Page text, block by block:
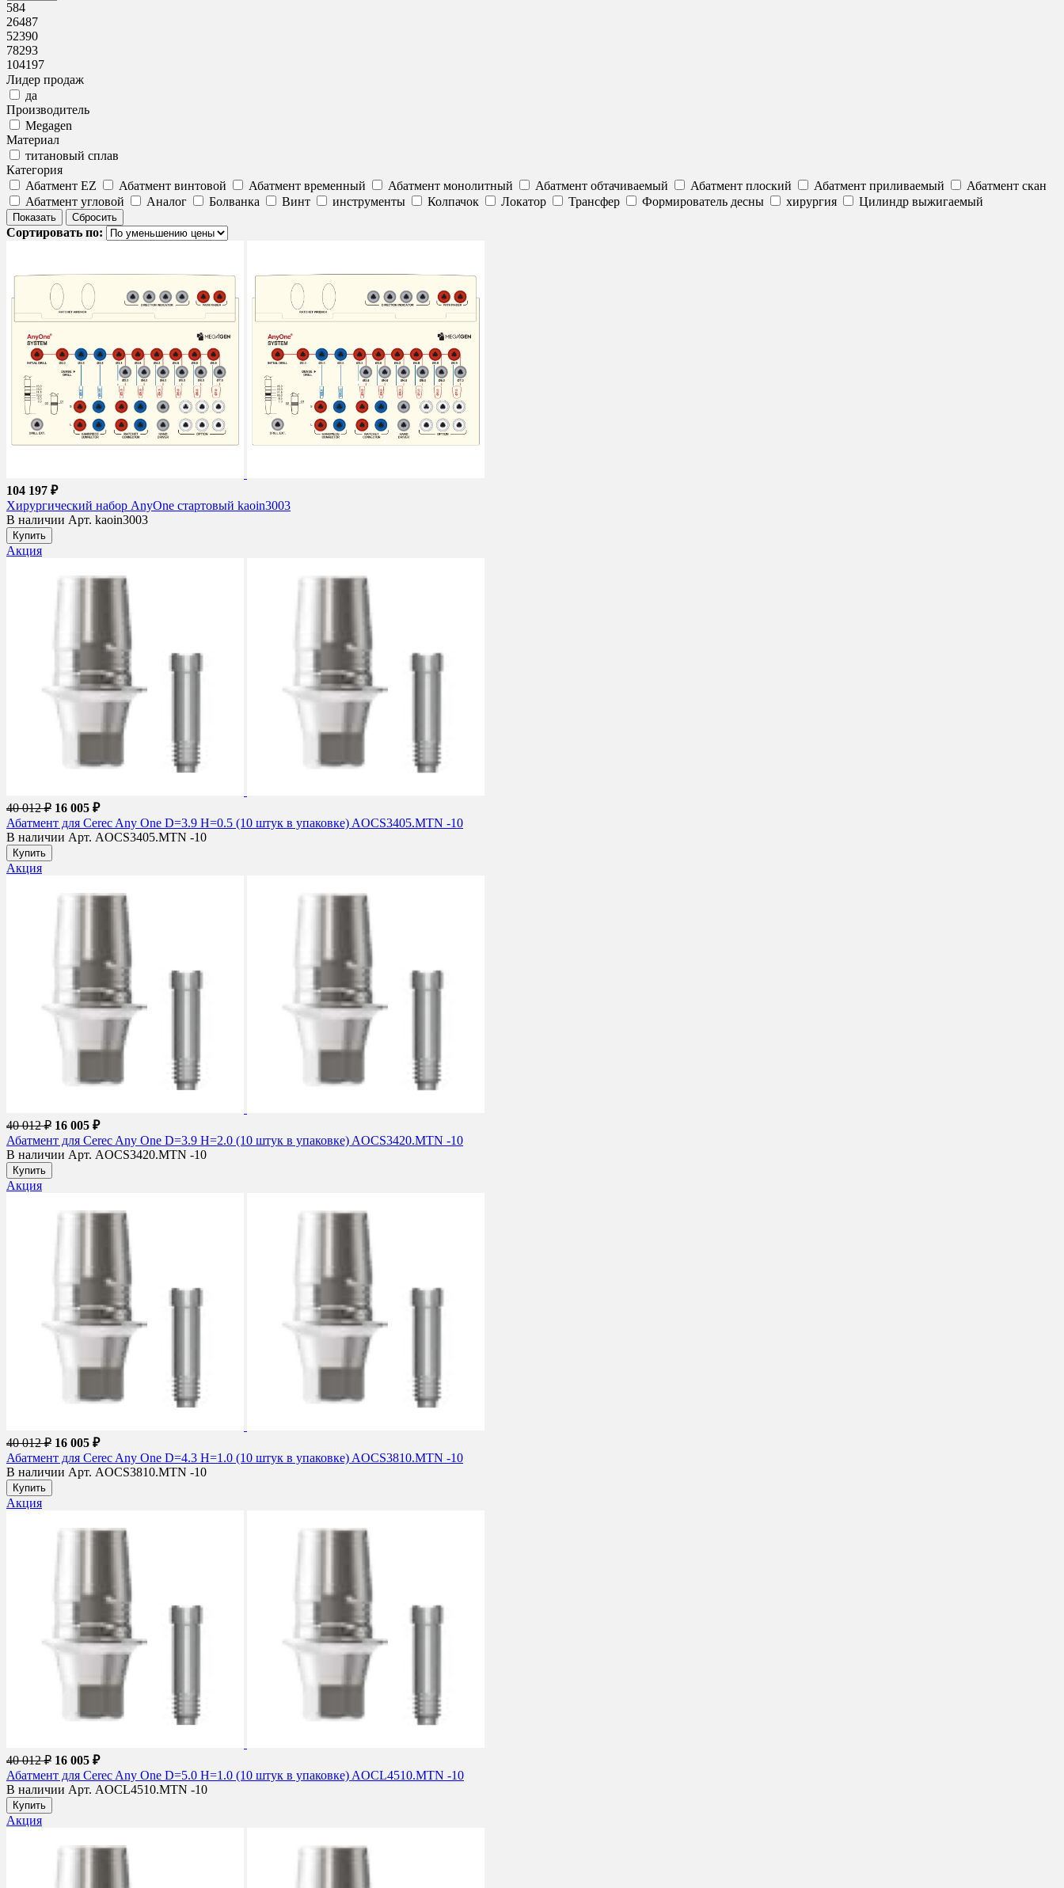
584
26487
52390
78293
104197
Лидер продаж
да
Производитель
Megagen
Материал
титановый сплав
Категория
Абатмент EZ
Абатмент винтовой Абатмент временный Абатмент монолитный Абатмент обтачиваемый Абатмент плоский Абатмент приливаемый
Абатмент скан
Абатмент угловой
Аналог Болванка Винт инструменты Колпачок Локатор Трансфер Формирователь десны хирургия Цилиндр выжигаемый
Сортировать по:
104 197 ₽
Хирургический набор AnyOne стартовый kaoin3003
В наличии Арт. kaoin3003
Купить
Акция
40 012 ₽ 16 005 ₽
Абатмент для Cerec Any One D=3.9 H=0.5 (10 штук в упаковке) AOCS3405.MTN -10
В наличии Арт. AOCS3405.MTN -10
Купить
Акция
40 012 ₽ 16 005 ₽
Абатмент для Cerec Any One D=3.9 H=2.0 (10 штук в упаковке) AOCS3420.MTN -10
В наличии Арт. AOCS3420.MTN -10
Купить
Акция
40 012 ₽ 16 005 ₽
Абатмент для Cerec Any One D=4.3 H=1.0 (10 штук в упаковке) AOCS3810.MTN -10
В наличии Арт. AOCS3810.MTN -10
Купить
Акция
40 012 ₽ 16 005 ₽
Абатмент для Cerec Any One D=5.0 H=1.0 (10 штук в упаковке) AOCL4510.MTN -10
В наличии Арт. AOCL4510.MTN -10
Купить
Акция